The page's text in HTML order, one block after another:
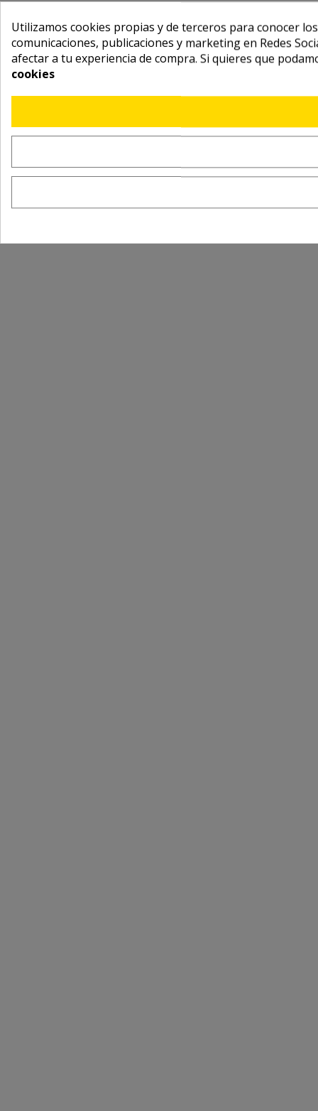
Utilizamos cookies propias y de terceros para conocer
comunicaciones, publicaciones y marketing en Redes
afectar a tu experiencia de compra. Si quieres que
cookies